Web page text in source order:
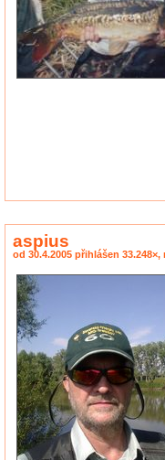
aspius
od 30.4.2005 přihlášen